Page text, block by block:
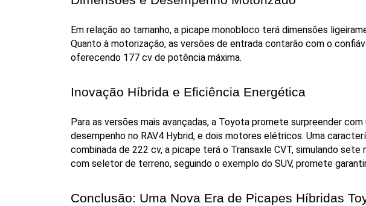
Em relação ao tamanho, a picape monobloco terá dimensões
Quanto à motorização, as versões de entrada contarão com o
oferecendo 177 cv de potência máxima.
Inovação Híbrida e Eficiência Energética
Para as versões mais avançadas, a Toyota promete surpreender
desempenho no RAV4 Hybrid, e dois motores elétricos. Uma
combinada de 222 cv, a picape terá o Transaxle CVT, simulando
com seletor de terreno, seguindo o exemplo do SUV, promete
Conclusão: Uma Nova Era de Picapes Híbridas